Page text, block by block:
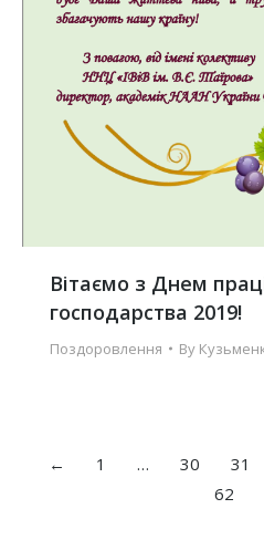
Вітаємо з Днем
господарства 2019!
Поздоровлення By
← 1 … 30 31
62